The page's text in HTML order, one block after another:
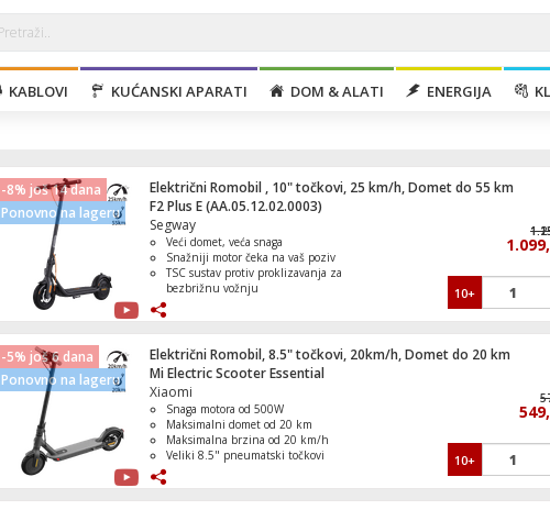
KABLOVI KUĆANSKI APARATI DOM & ALATI ENERGIJA
-8% još 14 dana
Ponovno na lageru
Električni Romobil , 10" točkovi, 25 km/h, Domet do 55 km
F2 Plus E (AA.05.12.02.0003)
Segway
Veći domet, veća snaga
Snažniji motor čeka na vaš poziv
TSC sustav protiv proklizavanja za
bezbrižnu vožnju
same obnavljaju
Dvostruki kočioni sustav za veću
sigurnost
10+
-5% još 6 dana
Ponovno na lageru
Električni Romobil, 8.5" točkovi, 20km/h, Domet do 20 km
Mi Electric Scooter Essential
Xiaomi
Snaga motora od 500W
Maksimalni domet od 20 km
Maksimalna brzina od 20 km/h
Veliki 8.5" pneumatski točkovi
10+
Kuhinjska napa, max. protok 200 m³/h
Mikrovalna pećnica, 800W, 20 lit., bijela